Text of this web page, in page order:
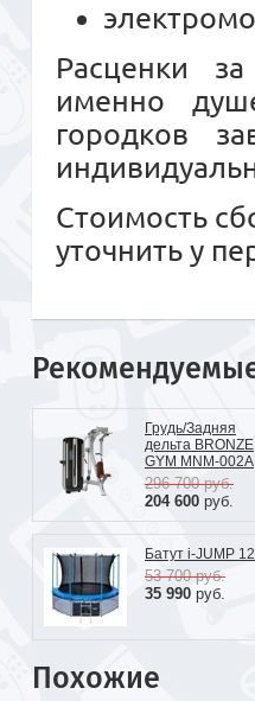
Расценки
именно
городков
Стоимость
уточнить у
Грудь/Задняя
дельта BRONZE
GYM MNM-002A
296 700руб.
204 600 руб.
Батут i-JUMP
53 700руб.
35 990 руб.
Похожие